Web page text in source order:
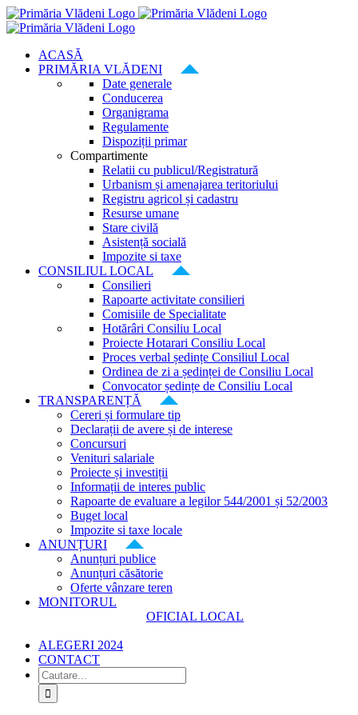
Skip
to
ACASĂ
PRIMĂRIA VLĂDENI
Date generale
Conducerea
Organigrama
Regulamente
Dispoziții primar
Compartimente
Relatii cu publicul/Registratură
Urbanism și amenajarea teritoriului
Registru agricol și cadastru
Resurse umane
Stare civilă
Asistență socială
Impozite si taxe
CONSILIUL LOCAL
Consilieri
Rapoarte activitate consilieri
Comisiile de Specialitate
Hotărâri Consiliu Local
Proiecte Hotarari Consiliu Local
Proces verbal ședințe Consiliul Local
Ordinea de zi a ședinței de Consiliu Local
Convocator ședințe de Consiliu Local
TRANSPARENȚĂ
Cereri și formulare tip
Declarații de avere și de interese
Concursuri
Venituri salariale
Proiecte și investiții
Informații de interes public
Rapoarte de evaluare a legilor 544/2001 și 52/2003
Buget local
Impozite si taxe locale
ANUNȚURI
Anunțuri publice
Anunțuri căsătorie
Oferte vânzare teren
MONITORUL
OFICIAL LOCAL
ALEGERI 2024
CONTACT
Cautare...